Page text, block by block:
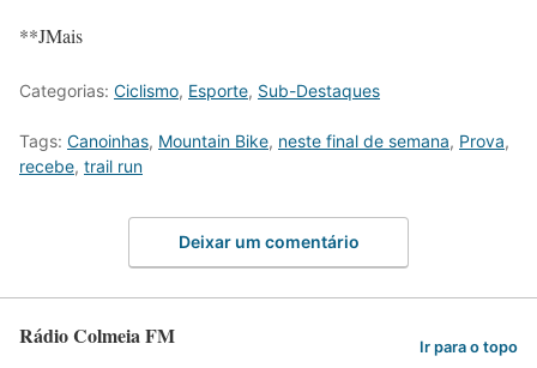
**JMais
Categorias: Ciclismo, Esporte, Sub-Destaques
Tags: Canoinhas, Mountain Bike, neste final de semana, Prova,
recebe, trail run
Deixar um comentário
Rádio Colmeia FM Ir para o topo